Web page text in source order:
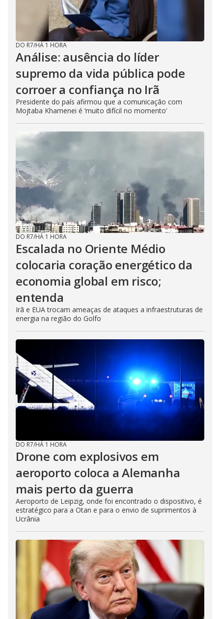
DO R7/HÁ 1 HORA
Análise: ausência do líder
supremo da vida pública pode
corroer a confiança no Irã
Presidente do país afirmou que a comunicação com
Mojtaba Khamenei é ‘muito difícil no momento’
DO R7/HÁ 1 HORA
Escalada no Oriente Médio
colocaria coração energético da
economia global em risco;
entenda
Irã e EUA trocam ameaças de ataques a infraestruturas de
energia na região do Golfo
DO R7/HÁ 1 HORA
Drone com explosivos em
aeroporto coloca a Alemanha
mais perto da guerra
Aeroporto de Leipzig, onde foi encontrado o dispositivo, é
estratégico para a Otan e para o envio de suprimentos à
Ucrânia